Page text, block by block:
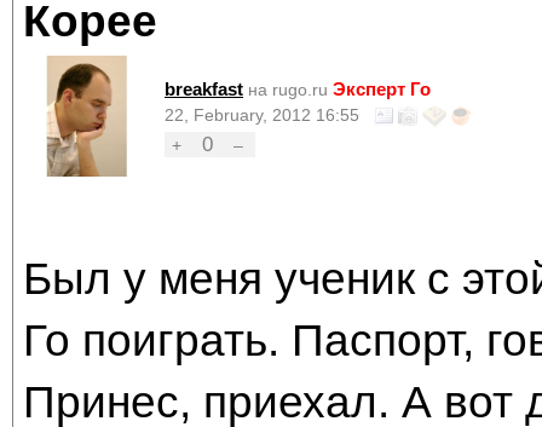
Корее
breakfast на rugo.ru Эксперт Го
22, February, 2012 16:55
+
0 –
Был у меня ученик с
Го поиграть. Паспорт,
Принес, приехал. А вот